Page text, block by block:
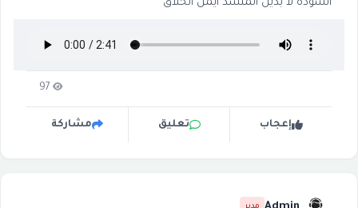
انشودة لا بديل المنشد ايمن الحلاق
97
إعجاب تعليق مشاركة